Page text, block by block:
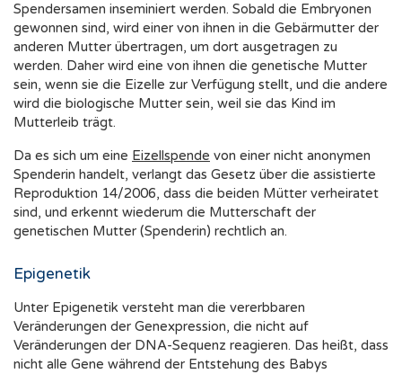
Spendersamen inseminiert werden. Sobald die Embryonen
gewonnen sind, wird einer von ihnen in die Gebärmutter der
anderen Mutter übertragen, um dort ausgetragen zu
werden. Daher wird eine von ihnen die genetische Mutter
sein, wenn sie die Eizelle zur Verfügung stellt, und die andere
wird die biologische Mutter sein, weil sie das Kind im
Mutterleib trägt.
Da es sich um eine Eizellspende
Spenderin handelt, verlangt das Gesetz über die assistierte
Reproduktion 14/2006, dass die beiden Mütter verheiratet
sind, und erkennt wiederum die Mutterschaft der
genetischen Mutter (Spenderin) rechtlich an.
Epigenetik
Unter Epigenetik versteht man die vererbbaren
Veränderungen der Genexpression, die nicht auf
Veränderungen der DNA-Sequenz reagieren. Das heißt, dass
nicht alle Gene während der Entstehung des Babys